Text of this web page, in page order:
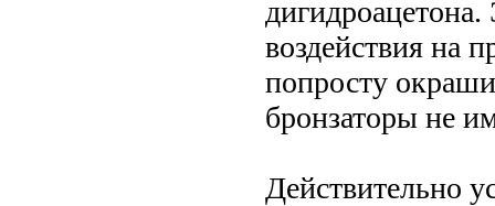
воздействия на
попросту
бронзаторы не
Действительно